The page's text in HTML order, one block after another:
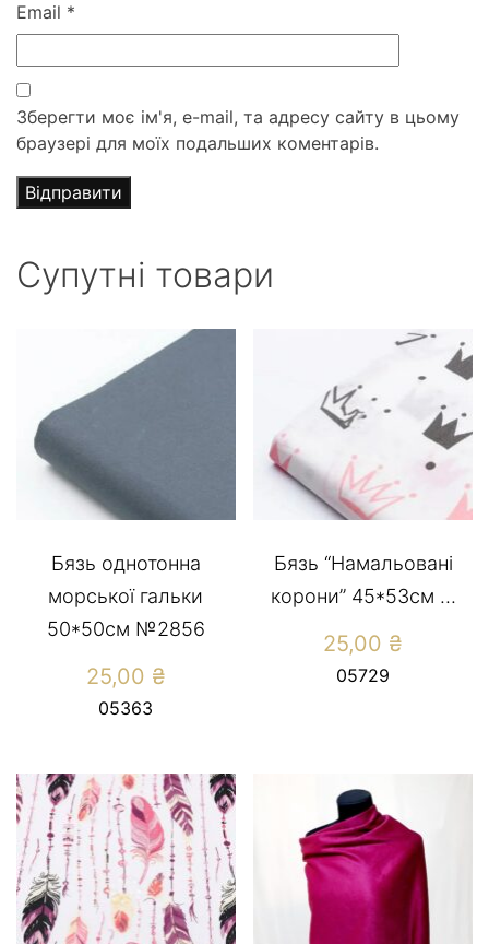
Email *
Зберегти моє ім'я, e-mail, та адресу сайту в цьому
браузері для моїх подальших коментарів.
Супутні товари
Бязь однотонна
морської гальки
50*50см №2856
25,00 ₴
05363
Бязь “Намальовані
корони” 45*53см ...
25,00 ₴
05729